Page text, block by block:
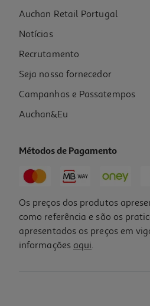
Auchan Retail Portugal
Notícias
Recrutamento
Seja nosso fornecedor
Campanhas e Passatempos
Auchan&Eu
Métodos de Pagamento
Os preços dos produtos
como referência e são os
apresentados os preços em
informações aqui.